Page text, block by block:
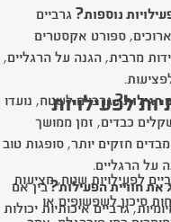
נוספות?גרביים
ספורט אקסטרים
מרבית, הגנה על הרגליים,
רגילות?גרביים לשטח, נועדו
כבדים, זמן ממושך
חזקים יותר, סופגות טוב
על הרגליים.
את חוויית הפעילות?בין אם
גרביים איכותיות יכולות
לפעילויות
לפעילויות שטח, מציעות
סיכון לשפשופים או